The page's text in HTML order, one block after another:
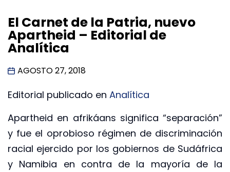
El Carnet de la Patria, nuevo
Apartheid – Editorial de
Analítica
AGOSTO 27, 2018
Editorial publicado en Analítica
Apartheid en afrikáans significa “separación”
y fue el oprobioso régimen de discriminación
racial ejercido por los gobiernos de Sudáfrica
y Namibia en contra de la mayoría de la